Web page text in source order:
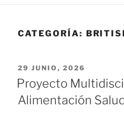
CATEGORÍA:
PUBLICADO
EL
29 JUNIO, 2026
Proyecto
Alimentación